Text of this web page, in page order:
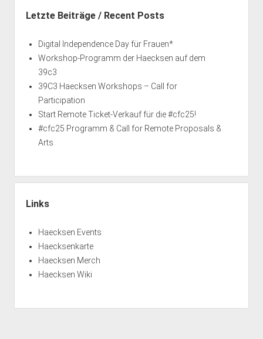
Letzte Beiträge / Recent Posts
Digital Independence Day für Frauen*
Workshop-Programm der Haecksen auf dem
39c3
39C3 Haecksen Workshops – Call for
Participation
Start Remote Ticket-Verkauf für die #cfc25!
#cfc25 Programm & Call for Remote Proposals &
Arts
Links
Haecksen Events
Haecksenkarte
Haecksen Merch
Haecksen Wiki